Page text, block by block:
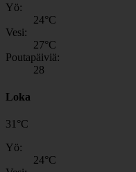
Yö:
24°C
Vesi:
27°C
Poutapäiviä:
28
Loka
31 °C
Yö:
24°C